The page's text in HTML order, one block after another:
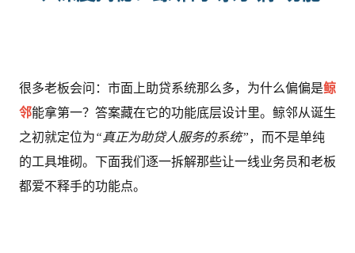
很多老板会问：市面上助贷系统那么多，为什么偏偏是鲸
邻能拿第一？答案藏在它的功能底层设计里。鲸邻从诞生
之初就定位为“真正为助贷人服务的系统”，而不是单纯
的工具堆砌。下面我们逐一拆解那些让一线业务员和老板
都爱不释手的功能点。